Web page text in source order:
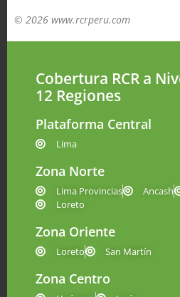
© 2026 www.rcrperu.com
Cobertura RCR a
12 Regiones
Plataforma Central
Lima
Zona Norte
Lima Provincias Ancash
Loreto
Zona Oriente
Loreto San Martín
Zona Centro